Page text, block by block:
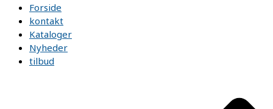
Forside
kontakt
Kataloger
Nyheder
tilbud